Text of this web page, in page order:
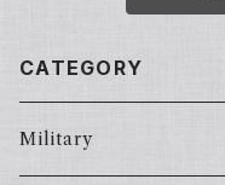
CATEGORY
Military